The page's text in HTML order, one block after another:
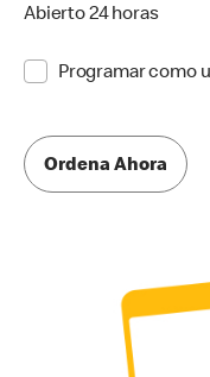
Abierto 24 horas
Programar como
Ordena Ahora